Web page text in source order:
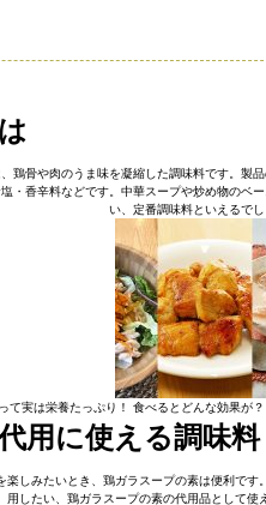
鶏骨や肉のうま味を凝縮した調味料です。製
・香辛料などです。中華スープや炒め物のベ
い、定番調味料といえるでし
て実は栄養たっぷり！ 食べるとどんな効果が
用に使える調味料
しみたいとき、鶏ガラスープの素は便利で
用したい、鶏ガラスープの素の代用品として使